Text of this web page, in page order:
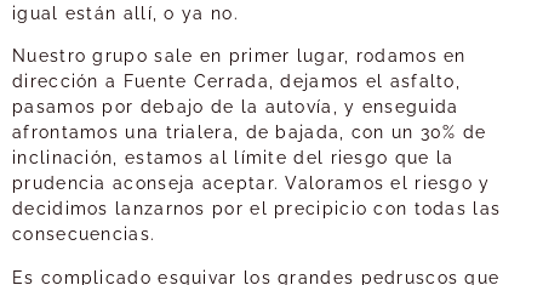
igual están allí, o ya no.
Nuestro grupo sale en primer lugar, rodamos en
dirección a Fuente Cerrada, dejamos el asfalto,
pasamos por debajo de la autovía, y enseguida
afrontamos una trialera, de bajada, con un 30% de
inclinación, estamos al límite del riesgo que la
prudencia aconseja aceptar. Valoramos el riesgo y
decidimos lanzarnos por el precipicio con todas las
consecuencias.
Es complicado esquivar los grandes pedruscos que